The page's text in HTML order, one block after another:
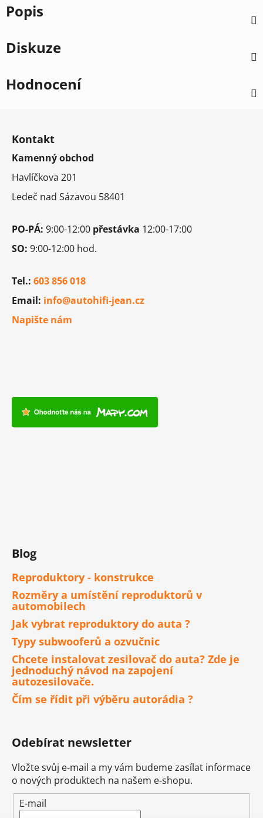
Popis
Diskuze
Hodnocení
Kontakt
Kamenný obchod
Havlíčkova 201
Ledeč nad Sázavou 58401
PO-PÁ: 9:00-12:00 přestávka 12:00-17:00
SO: 9:00-12:00 hod.
Tel.: 603 856 018
Email: info@autohifi-jean.cz
Napište nám
Blog
Reproduktory - konstrukce
Rozměry a umístění reproduktorů v
automobilech
Jak vybrat reproduktory do auta ?
Typy subwooferů a ozvučnic
Chcete instalovat zesilovač do auta? Zde je
jednoduchý návod na zapojení
autozesilovače.
Čím se řídit při výběru autorádia ?
Odebírat newsletter
Vložte svůj e-mail a my vám budeme zasílat informace
o nových produktech na našem e-shopu.
E-mail